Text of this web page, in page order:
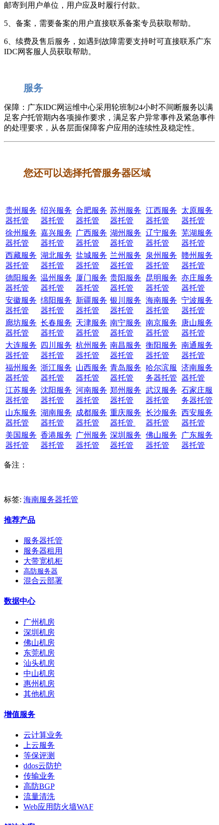
邮寄到用户单位，用户应及时履行付款。
5、备案，需要备案的用户直接联系备案专员获取帮助。
6、续费及售后服务，如遇到故障需要支持时可直接联系广东
IDC网客服人员获取帮助。
服务
保障：广东IDC网运维中心采用轮班制24小时不间断服务以满
足客户托管期内各项操作要求，满足客户异常事件及紧急事件
的处理要求，从各层面保障客户应用的连续性及稳定性。
您还可以选择托管服务器区域
贵州服务
器托管
绍兴服务
器托管
合肥服务
器托管
苏州服务
器托管
江西服务
器托管
太原服务
器托管
徐州服务
器托管
嘉兴服务
器托管
广西服务
器托管
湖州服务
器托管
辽宁服务
器托管
芜湖服务
器托管
西藏服务
器托管
湖北服务
器托管
盐城服务
器托管
兰州服务
器托管
泉州服务
器托管
赣州服务
器托管
德阳服务
器托管
温州服务
器托管
厦门服务
器托管
贵阳服务
器托管
昆明服务
器托管
亦庄服务
器托管
安徽服务
器托管
绵阳服务
器托管
新疆服务
器托管
银川服务
器托管
海南服务
器托管
宁波服务
器托管
廊坊服务
器托管
长春服务
器托管
天津服务
器托管
南宁服务
器托管
南京服务
器托管
唐山服务
器托管
大连服务
器托管
四川服务
器托管
杭州服务
器托管
南昌服务
器托管
衡阳服务
器托管
南通服务
器托管
福州服务
器托管
浙江服务
器托管
山西服务
器托管
青岛服务
器托管
哈尔滨服
务器托管
济南服务
器托管
江苏服务
器托管
沈阳服务
器托管
河南服务
器托管
郑州服务
器托管
武汉服务
器托管
石家庄服
务器托管
山东服务
器托管
湖南服务
器托管
成都服务
器托管
重庆服务
器托管
长沙服务
器托管
西安服务
器托管
美国服务
器托管
香港服务
器托管
广州服务
器托管
深圳服务
器托管
佛山服务
器托管
广东服务
器托管
备注：
标签: 海南服务器托管
推荐产品
服务器托管
服务器租用
大带宽机柜
高防服务器
混合云部署
数据中心
广州机房
深圳机房
佛山机房
东莞机房
汕头机房
中山机房
惠州机房
其他机房
增值服务
云计算业务
上云服务
等保评测
ddos云防护
传输业务
高防BGP
流量清洗
Web应用防火墙WAF